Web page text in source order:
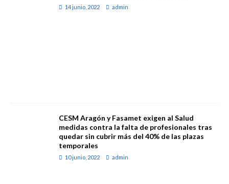
14 junio, 2022 admin
CESM Aragón y Fasamet exigen al Salud
medidas contra la falta de profesionales tras
quedar sin cubrir más del 40% de las plazas
temporales
10 junio, 2022 admin